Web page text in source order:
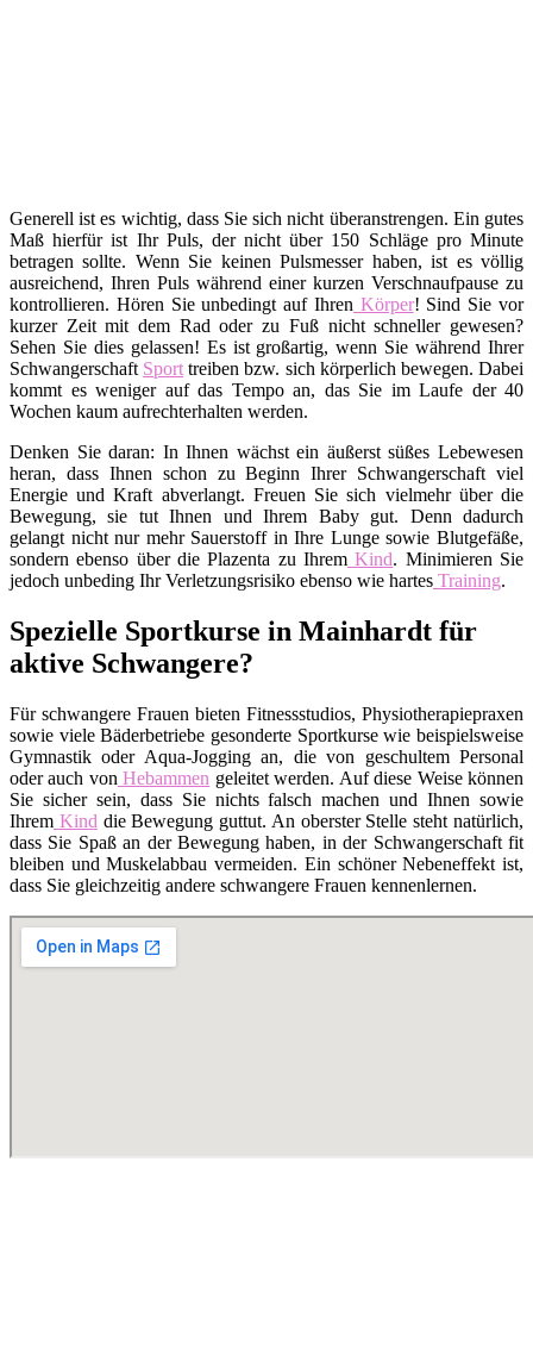
Generell ist es wichtig, dass Sie sich nicht überanstrengen. Ein gutes
Maß hierfür ist Ihr Puls, der nicht über 150 Schläge pro Minute
betragen sollte. Wenn Sie keinen Pulsmesser haben, ist es völlig
ausreichend, Ihren Puls während einer kurzen Verschnaufpause zu
kontrollieren. Hören Sie unbedingt auf Ihren Körper! Sind Sie vor
kurzer Zeit mit dem Rad oder zu Fuß nicht schneller gewesen?
Sehen Sie dies gelassen! Es ist großartig, wenn Sie während Ihrer
Schwangerschaft Sport treiben bzw. sich körperlich bewegen. Dabei
kommt es weniger auf das Tempo an, das Sie im Laufe der 40
Wochen kaum aufrechterhalten werden.
Denken Sie daran: In Ihnen wächst ein äußerst süßes Lebewesen
heran, dass Ihnen schon zu Beginn Ihrer Schwangerschaft viel
Energie und Kraft abverlangt. Freuen Sie sich vielmehr über die
Bewegung, sie tut Ihnen und Ihrem Baby gut. Denn dadurch
gelangt nicht nur mehr Sauerstoff in Ihre Lunge sowie Blutgefäße,
sondern ebenso über die Plazenta zu Ihrem Kind. Minimieren Sie
jedoch unbeding Ihr Verletzungsrisiko ebenso wie hartes Training.
Spezielle Sportkurse in Mainhardt für
aktive Schwangere?
Für schwangere Frauen bieten Fitnessstudios, Physiotherapiepraxen
sowie viele Bäderbetriebe gesonderte Sportkurse wie beispielsweise
Gymnastik oder Aqua-Jogging an, die von geschultem Personal
oder auch von Hebammen geleitet werden. Auf diese Weise können
Sie sicher sein, dass Sie nichts falsch machen und Ihnen sowie
Ihrem Kind die Bewegung guttut. An oberster Stelle steht natürlich,
dass Sie Spaß an der Bewegung haben, in der Schwangerschaft fit
bleiben und Muskelabbau vermeiden. Ein schöner Nebeneffekt ist,
dass Sie gleichzeitig andere schwangere Frauen kennenlernen.